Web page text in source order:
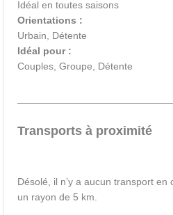
Idéal en toutes saisons
Orientations :
Urbain, Détente
Idéal pour :
Couples, Groupe, Détente
Transports à proximité
Désolé, il n’y a aucun transport
un rayon de 5 km.